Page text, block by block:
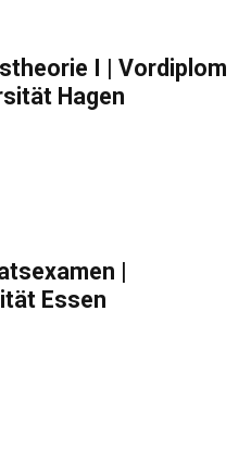
I | Vordiplom
Hagen
|
Essen